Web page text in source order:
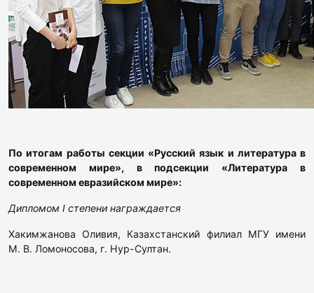
По итогам работы секции «Русский язык и литература в
современном мире», в подсекции «Литература в
современном евразийском мире»:
Дипломом I степени награждается
Хакимжанова Оливия, Казахстанский филиал МГУ имени
М. В. Ломоносова, г. Нур-Султан.